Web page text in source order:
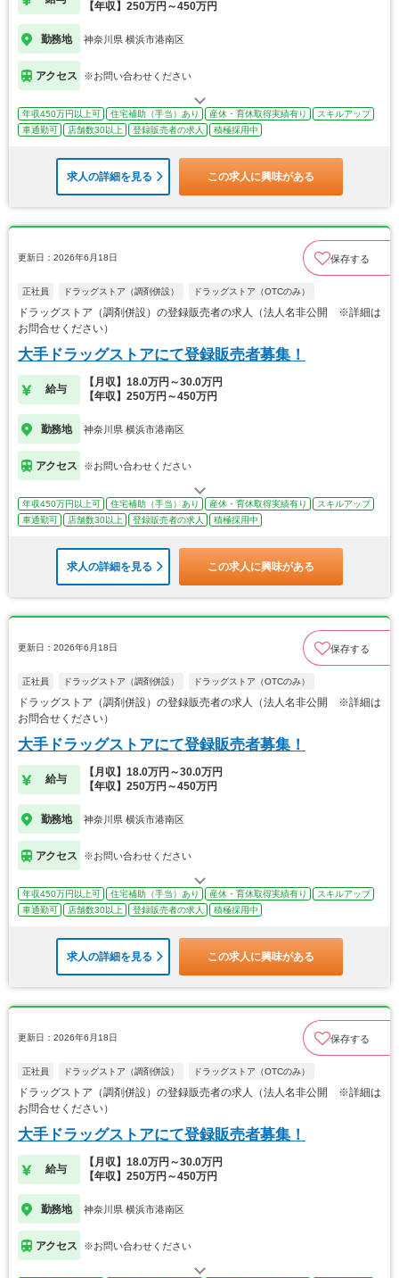
【年収】250万円～450万円
勤務地 神奈川県 横浜市港南区
アクセス ※お問い合わせください
年収450万円以上可 住宅補助（手当）あり 産休・育休取得実績有り
スキルアップ
車通勤可
店舗数30以上 登録販売者の求人 積極採用中
求人の詳細を見る この求人に興味がある
更新日：2026年6月18日 保存する
正社員 ドラッグストア（調剤併設） ドラッグストア（OTCのみ）
ドラッグストア（調剤併設）の登録販売者の求人（法人名非公開 ※詳細は
お問合せください）
大手ドラッグストアにて登録販売者募集！
給与
【月収】18.0万円～30.0万円
【年収】250万円～450万円
勤務地 神奈川県 横浜市港南区
アクセス ※お問い合わせください
年収450万円以上可 住宅補助（手当）あり 産休・育休取得実績有り
スキルアップ
車通勤可
店舗数30以上 登録販売者の求人 積極採用中
求人の詳細を見る この求人に興味がある
更新日：2026年6月18日 保存する
正社員 ドラッグストア（調剤併設） ドラッグストア（OTCのみ）
ドラッグストア（調剤併設）の登録販売者の求人（法人名非公開 ※詳細は
お問合せください）
大手ドラッグストアにて登録販売者募集！
給与
【月収】18.0万円～30.0万円
【年収】250万円～450万円
勤務地 神奈川県 横浜市港南区
アクセス ※お問い合わせください
年収450万円以上可 住宅補助（手当）あり 産休・育休取得実績有り
スキルアップ
車通勤可
店舗数30以上 登録販売者の求人 積極採用中
求人の詳細を見る この求人に興味がある
更新日：2026年6月18日 保存する
正社員 ドラッグストア（調剤併設） ドラッグストア（OTCのみ）
ドラッグストア（調剤併設）の登録販売者の求人（法人名非公開 ※詳細は
お問合せください）
大手ドラッグストアにて登録販売者募集！
給与
【月収】18.0万円～30.0万円
【年収】250万円～450万円
勤務地 神奈川県 横浜市港南区
アクセス ※お問い合わせください